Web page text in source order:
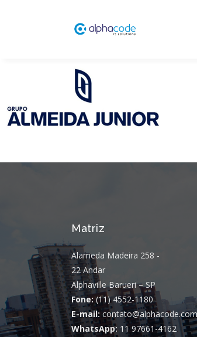
Matriz
Alameda Madeira 258 -
22 Andar
Alphaville Barueri – SP
Fone: (11) 4552-1180
E-mail:
WhatsApp: 11 97661-4162